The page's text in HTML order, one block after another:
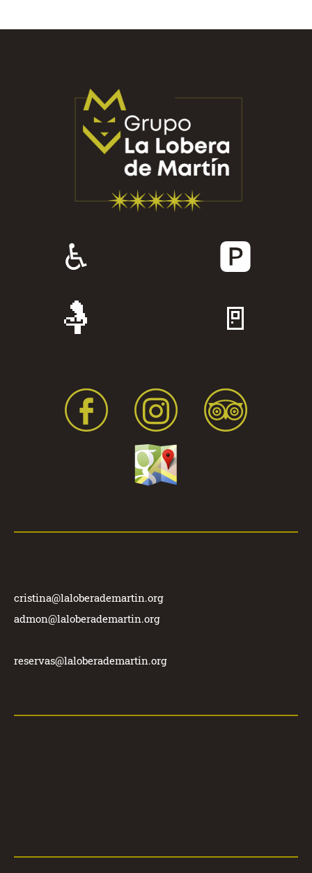
♿
🅿️
🤱
🚪
cristina@laloberademartin.org
admon@laloberademartin.org
reservas@laloberademartin.org